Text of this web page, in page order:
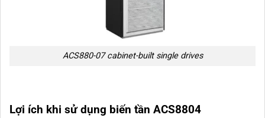
ACS880-07 cabinet-built single drives
Lợi ích khi sử dụng biến tần ACS8804